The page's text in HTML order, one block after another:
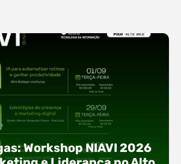
Workshop NIAVI 2026